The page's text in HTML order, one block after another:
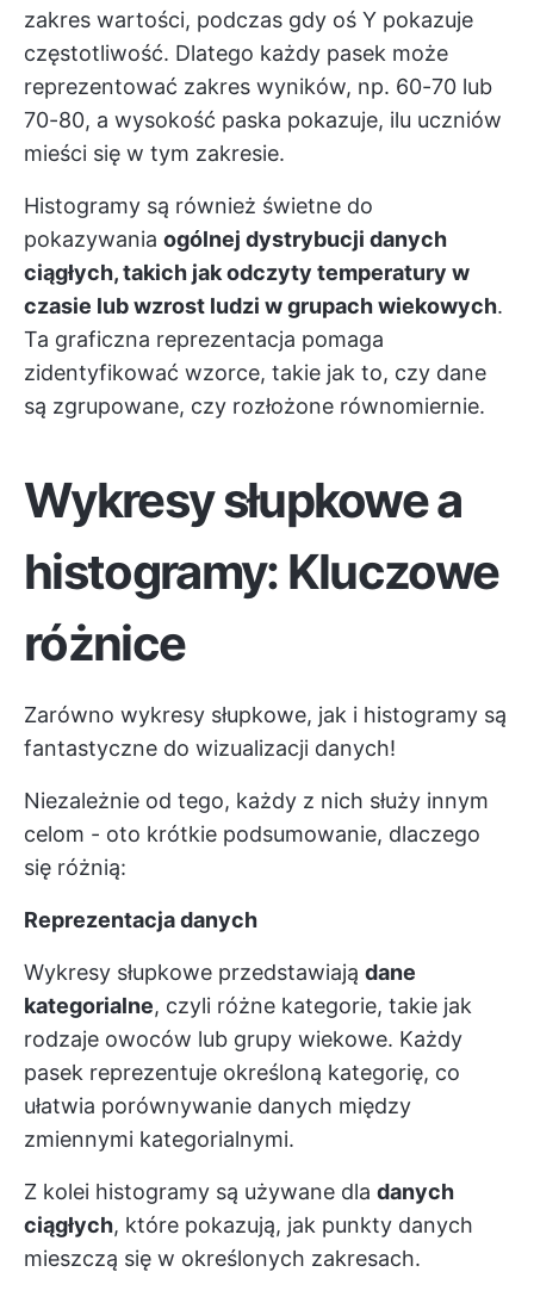
zakres wartości, podczas gdy oś Y pokazuje
częstotliwość. Dlatego każdy pasek może
reprezentować zakres wyników, np. 60-70 lub
70-80, a wysokość paska pokazuje, ilu uczniów
mieści się w tym zakresie.
Histogramy są również świetne do
pokazywania ogólnej dystrybucji danych
ciągłych, takich jak odczyty temperatury w
czasie lub wzrost ludzi w grupach wiekowych.
Ta graficzna reprezentacja pomaga
zidentyfikować wzorce, takie jak to, czy dane
są zgrupowane, czy rozłożone równomiernie.
Wykresy słupkowe a
histogramy: Kluczowe
różnice
Zarówno wykresy słupkowe, jak i histogramy są
fantastyczne do wizualizacji danych!
Niezależnie od tego, każdy z nich służy innym
celom - oto krótkie podsumowanie, dlaczego
się różnią:
Reprezentacja danych
Wykresy słupkowe przedstawiają dane
kategorialne, czyli różne kategorie, takie jak
rodzaje owoców lub grupy wiekowe. Każdy
pasek reprezentuje określoną kategorię, co
ułatwia porównywanie danych między
zmiennymi kategorialnymi.
Z kolei histogramy są używane dla danych
ciągłych, które pokazują, jak punkty danych
mieszczą się w określonych zakresach.